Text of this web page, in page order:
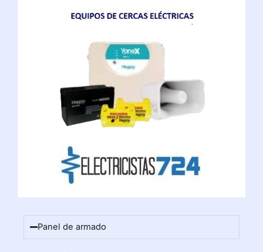
Panel de armado